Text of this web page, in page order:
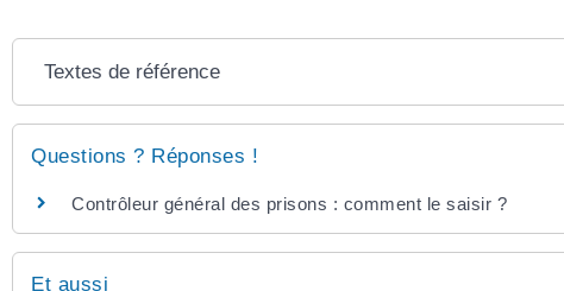
Textes de référence
Questions ? Réponses !
Contrôleur général des prisons : comment le saisir ?
Et aussi